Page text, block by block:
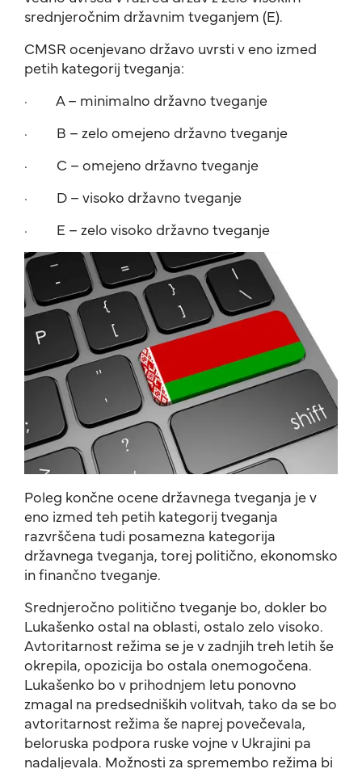
srednjeročnim državnim tveganjem (E).
CMSR ocenjevano državo uvrsti v eno izmed
petih kategorij tveganja:
· A – minimalno državno tveganje
· B – zelo omejeno državno tveganje
· C – omejeno državno tveganje
· D – visoko državno tveganje
· E – zelo visoko državno tveganje
Poleg končne ocene državnega tveganja je v
eno izmed teh petih kategorij tveganja
razvrščena tudi posamezna kategorija
državnega tveganja, torej politično, ekonomsko
in finančno tveganje.
Srednjeročno politično tveganje bo, dokler bo
Lukašenko ostal na oblasti, ostalo zelo visoko.
Avtoritarnost režima se je v zadnjih treh letih še
okrepila, opozicija bo ostala onemogočena.
Lukašenko bo v prihodnjem letu ponovno
zmagal na predsedniških volitvah, tako da se bo
avtoritarnost režima še naprej povečevala,
beloruska podpora ruske vojne v Ukrajini pa
nadaljevala. Možnosti za spremembo režima bi